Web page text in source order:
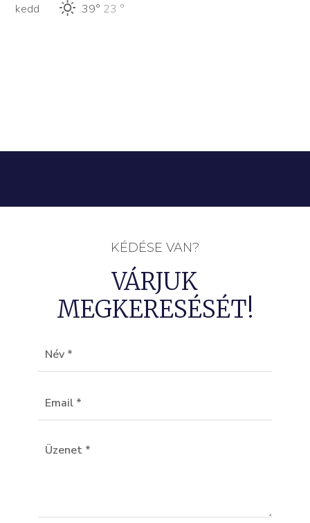
kedd
39° 23 °
KÉDÉSE VAN?
VÁRJUK
MEGKERESÉSÉT!